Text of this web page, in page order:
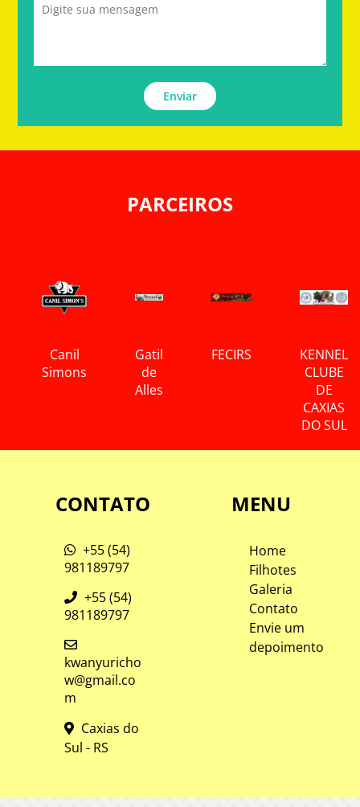
Enviar
PARCEIROS
Canil
Simons
Gatil
de
Alles
FECIRS
KENNEL
CLUBE
DE
CAXIAS
DO SUL
CONTATO
+55 (54)
981189797
+55 (54)
981189797
kwanyuricho
w@gmail.co
m
Caxias do
Sul - RS
MENU
Home
Filhotes
Galeria
Contato
Envie um
depoimento